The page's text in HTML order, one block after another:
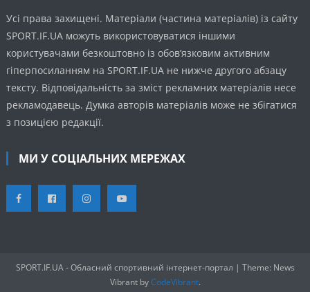
Усі права захищені. Матеріали (частина матеріалів) із сайту
SPORT.IF.UA можуть використовуватися іншими
користувачами безкоштовно із обов’язковим активним
гіперпосиланням на SPORT.IF.UA не нижче другого абзацу
тексту. Відповідальність за зміст рекламних матеріалів несе
рекламодавець. Думка авторів матеріалів може не збігатися
з позицією редакції.
МИ У СОЦІАЛЬНИХ МЕРЕЖАХ
SPORT.IF.UA - Обласний спортивний інтернет-портал | Theme: News
Vibrant byCodeVibrant.